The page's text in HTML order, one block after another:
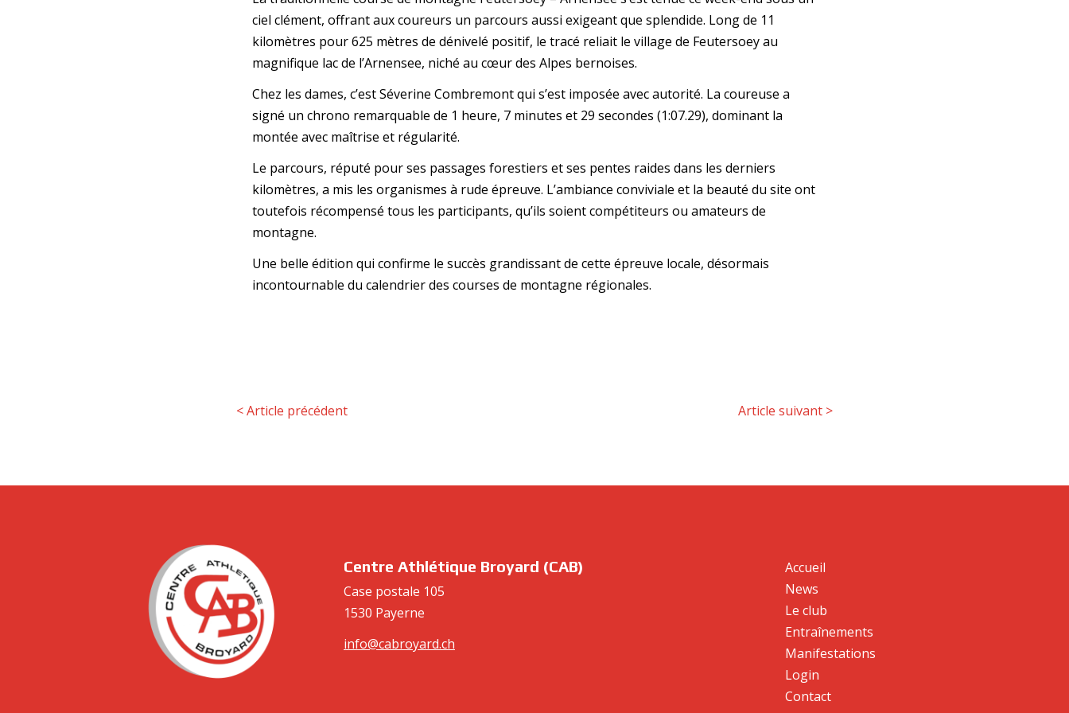
ciel clément, offrant aux coureurs un parcours aussi exigeant que splendide. Long de 11
kilomètres pour 625 mètres de dénivelé positif, le tracé reliait le village de Feutersoey au
magnifique lac de l’Arnensee, niché au cœur des Alpes bernoises.
Chez les dames, c’est Séverine Combremont qui s’est imposée avec autorité. La coureuse a
signé un chrono remarquable de 1 heure, 7 minutes et 29 secondes (1:07.29), dominant la
montée avec maîtrise et régularité.
Le parcours, réputé pour ses passages forestiers et ses pentes raides dans les derniers
kilomètres, a mis les organismes à rude épreuve. L’ambiance conviviale et la beauté du site ont
toutefois récompensé tous les participants, qu’ils soient compétiteurs ou amateurs de
montagne.
Une belle édition qui confirme le succès grandissant de cette épreuve locale, désormais
incontournable du calendrier des courses de montagne régionales.
<Article précédent Article suivant >
Centre Athlétique Broyard (CAB)
Case postale 105
1530 Payerne
info@cabroyard.ch
Accueil
News
Le club
Entraînements
Manifestations
Login
Contact